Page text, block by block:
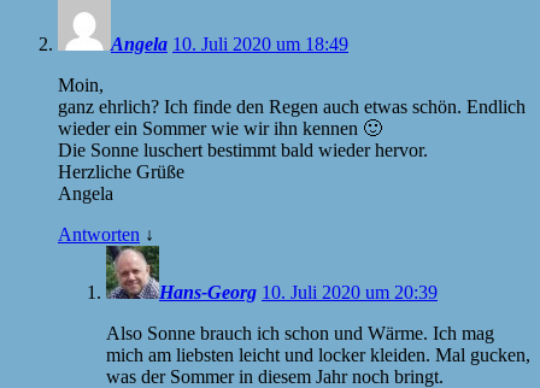
Angela 10. Juli 2020 um 18:49
Moin,
ganz ehrlich? Ich finde den Regen auch etwas schön. Endlich
wieder ein Sommer wie wir ihn kennen 🙂
Die Sonne luschert bestimmt bald wieder hervor.
Herzliche Grüße
Angela
Antworten ↓
Hans-Georg 10. Juli 2020 um 20:39
Also Sonne brauch ich schon und Wärme. Ich mag
mich am liebsten leicht und locker kleiden. Mal gucken,
was der Sommer in diesem Jahr noch bringt.